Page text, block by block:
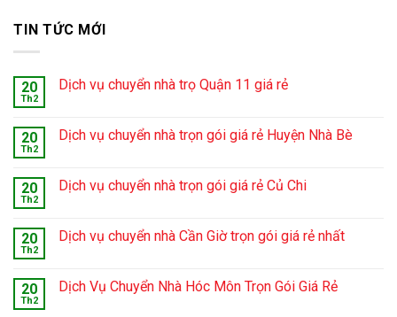
TIN TỨC MỚI
20
Th2
Dịch vụ chuyển nhà trọ Quận 11 giá rẻ
20
Th2
Dịch vụ chuyển nhà trọn gói giá rẻ Huyện Nhà Bè
20
Th2
Dịch vụ chuyển nhà trọn gói giá rẻ Củ Chi
20
Th2
Dịch vụ chuyển nhà Cần Giờ trọn gói giá rẻ nhất
20
Th2
Dịch Vụ Chuyển Nhà Hóc Môn Trọn Gói Giá Rẻ